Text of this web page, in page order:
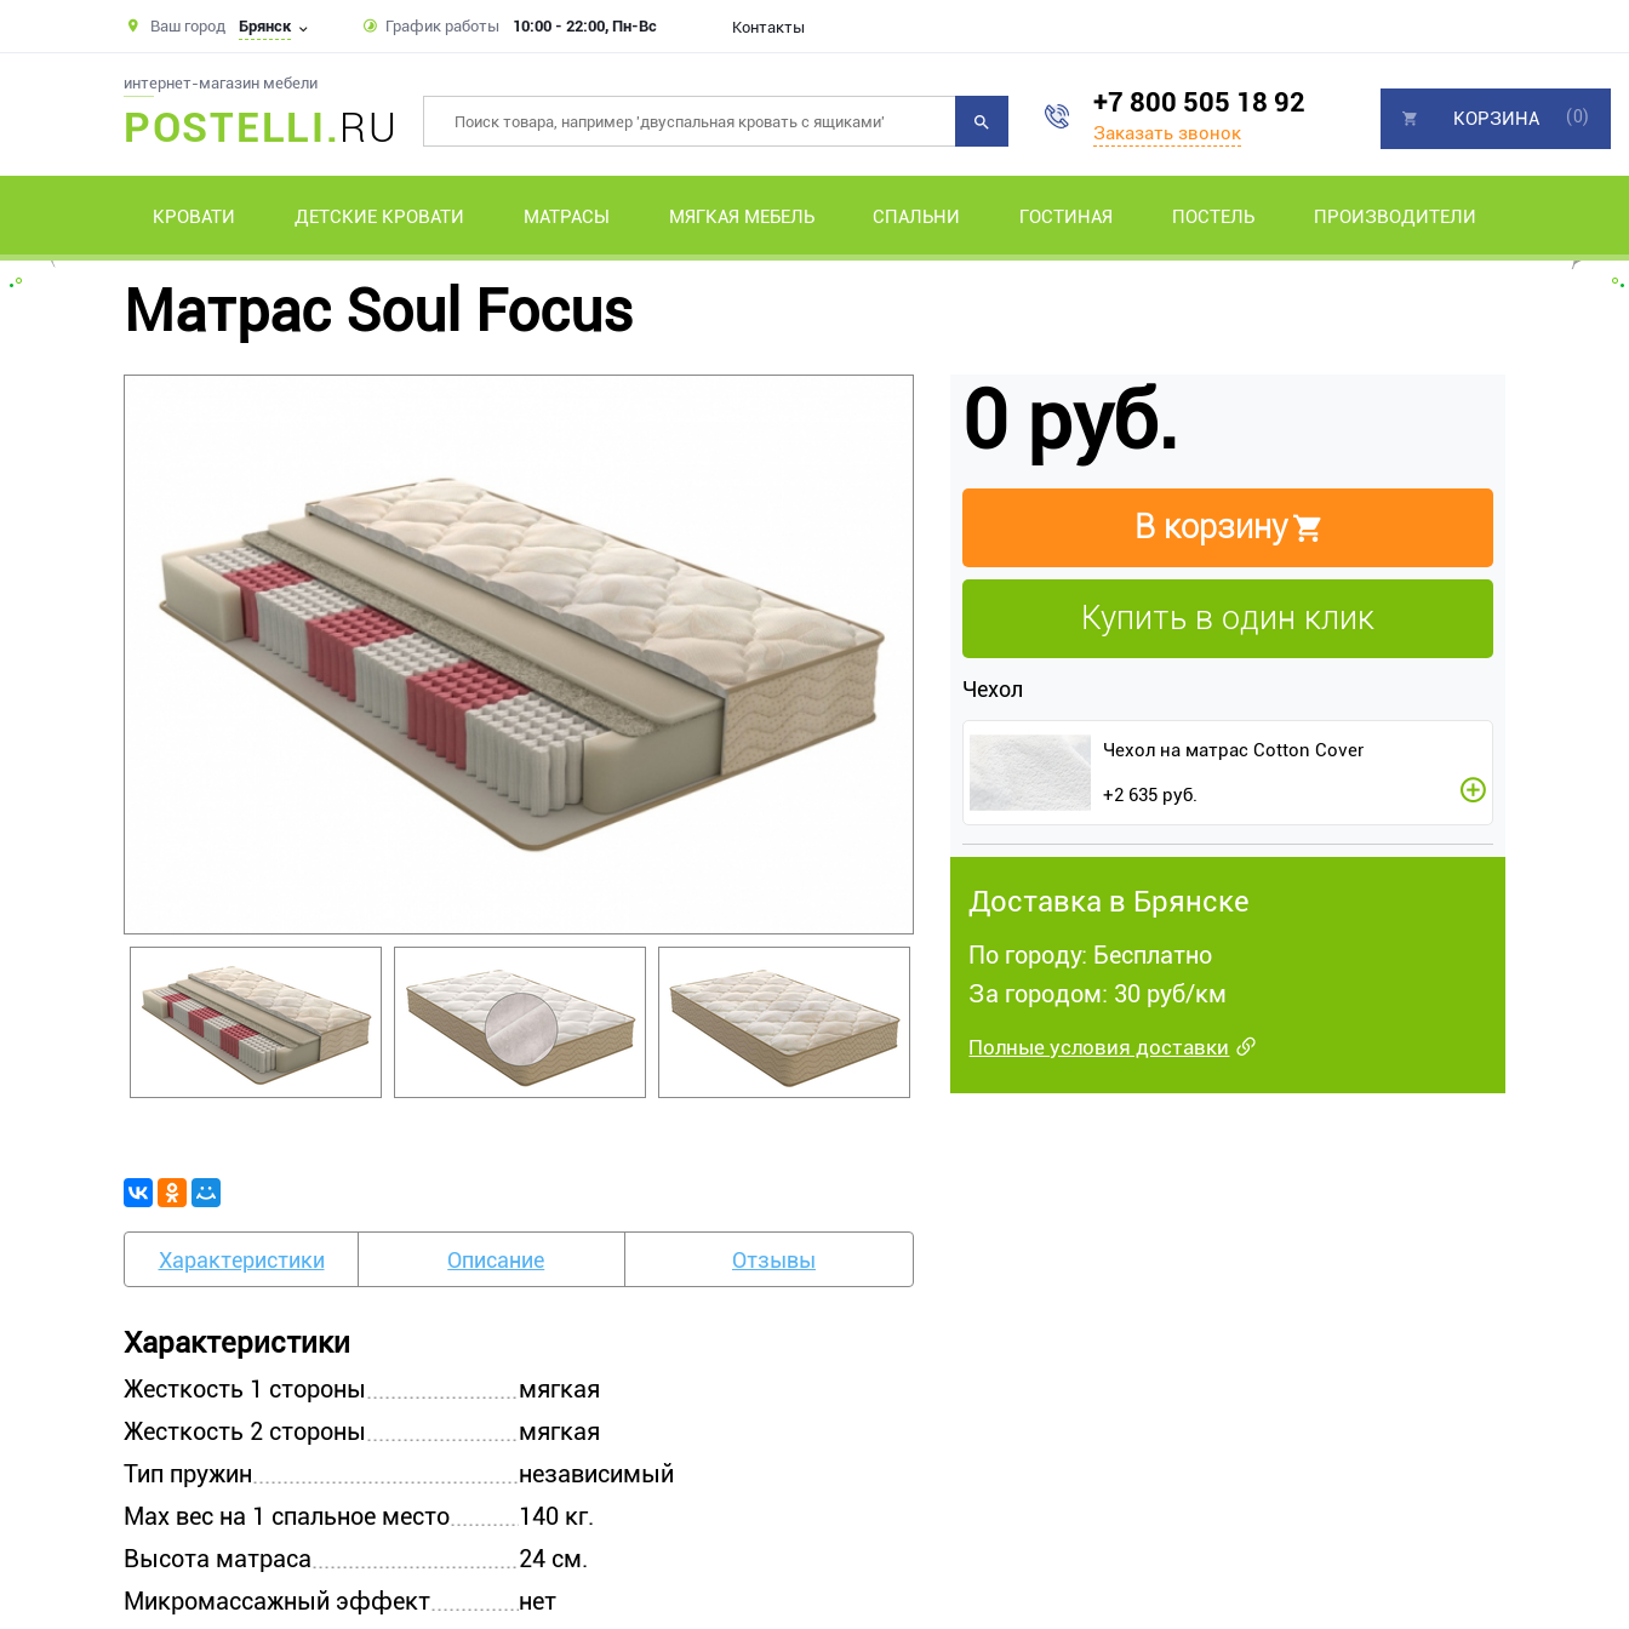
Ваш город Брянск График работы 10:00 - 22:00, Пн-Вс Контакты
интернет-магазин мебели
POSTELLI.RU
+7 800 505 18 92
Заказать звонок
КРОВАТИ ДЕТСКИЕ КРОВАТИ МАТРАСЫ МЯГКАЯ МЕБЕЛЬ СПАЛЬНИ ГОСТИНАЯ ПОСТЕЛЬ ПРОИЗВОДИТЕЛИ
КОРЗИНА (0)
Матрас Soul Focus
Характеристики Описание Отзывы
Характеристики
Жесткость 1 стороны
мягкая
Жесткость 2 стороны
мягкая
Тип пружин
независимый
Max вес на 1 спальное место
140 кг.
Высота матраса
24 см.
Микромассажный эффект
нет
0 руб.
В корзину
Купить в один клик
Чехол
Чехол на матрас Cotton Cover
+2 635 руб.
Доставка в Брянске
По городу: Бесплатно
За городом: 30 руб/км
Полные условия доставки